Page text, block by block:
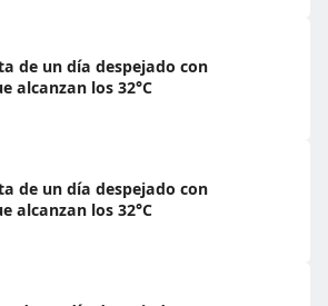
de un día despejado con
alcanzan los 32°C
de un día despejado con
alcanzan los 32°C